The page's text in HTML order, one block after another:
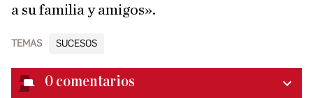
a su familia y amigos».
TEMAS SUCESOS
0 comentarios